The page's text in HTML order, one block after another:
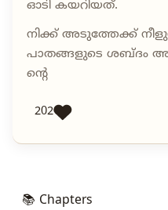
ഓടി കയറിയത്.
നിക്ക് അടുത്തേക്ക്
പാതങ്ങളുടെ ശബ്ദം
ന്റെ
202
📚 Chapters